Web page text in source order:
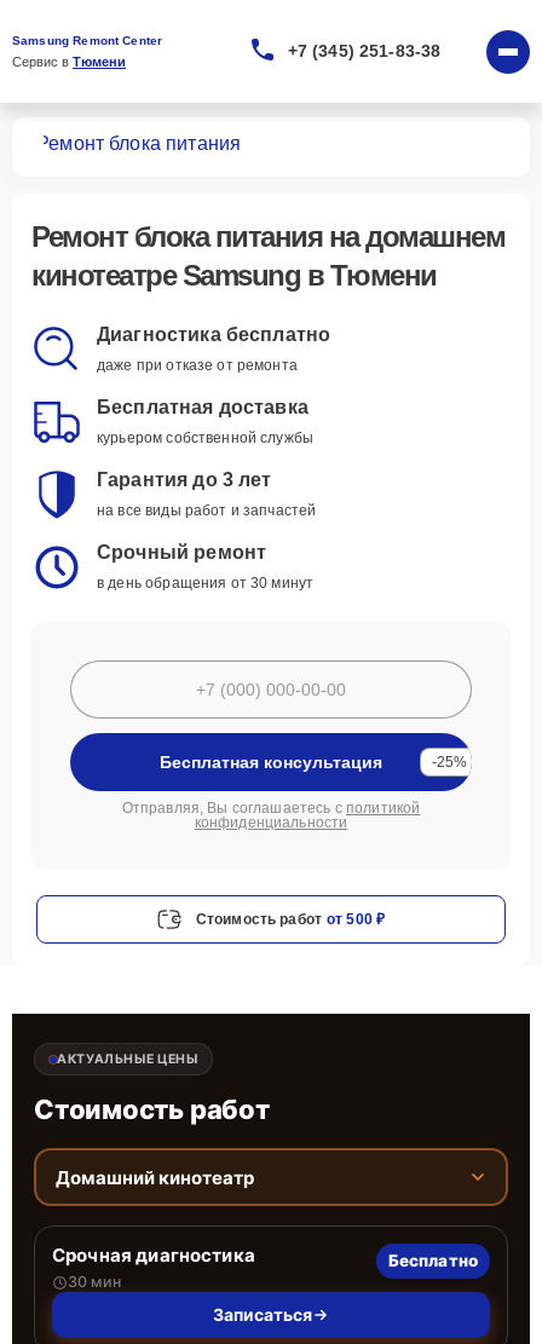
Samsung Remont Center
Сервис в Тюмени
+7 (345) 251-83-38
Ремонт блока питания
Ремонт блока питанияна домашнем
кинотеатре Samsung в Тюмени
Диагностика бесплатно
даже при отказе от ремонта
Бесплатная доставка
курьером собственной службы
Гарантия до 3 лет
на все виды работ и запчастей
Срочный ремонт
в день обращения от 30 минут
Бесплатная консультация -25%
Отправляя, Вы соглашаетесь с политикой
конфиденциальности
Стоимость работ от 500 ₽
АКТУАЛЬНЫЕ ЦЕНЫ
Стоимость работ
Домашний кинотеатр
Срочная диагностика
30 мин
Бесплатно
Записаться